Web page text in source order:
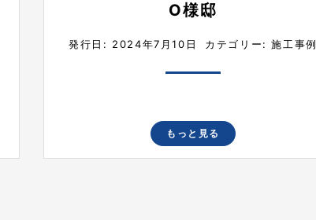
O様邸
発行日: 2024年7月10日 カテゴリー:施工事例
もっと見る